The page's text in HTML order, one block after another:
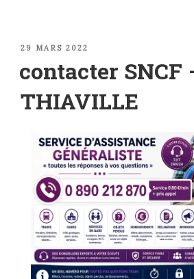
PUBLIÉ
29 MARS 2022
contacter SNCF
THIAVILLE